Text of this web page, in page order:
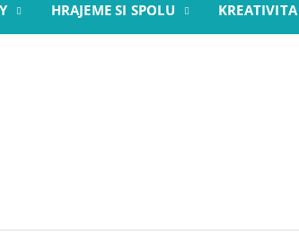
HRAJEME SI SPOLU KREATIVITA